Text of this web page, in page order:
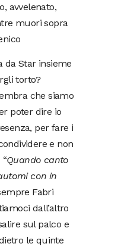
avvelenato,
muori sopra
da Star insieme
torto?
che siamo
poter dire io
per fare i
e non
Quando canto
con in
Fabri
dall’altro
sul palco e
le quinte